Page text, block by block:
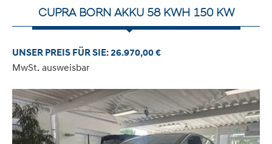
CUPRA BORN AKKU 58 KWH 150 KW
UNSER PREIS FÜR SIE: 26.970,00 €
MwSt. ausweisbar